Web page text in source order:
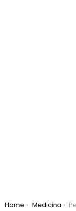
You are here:
Home Medicina